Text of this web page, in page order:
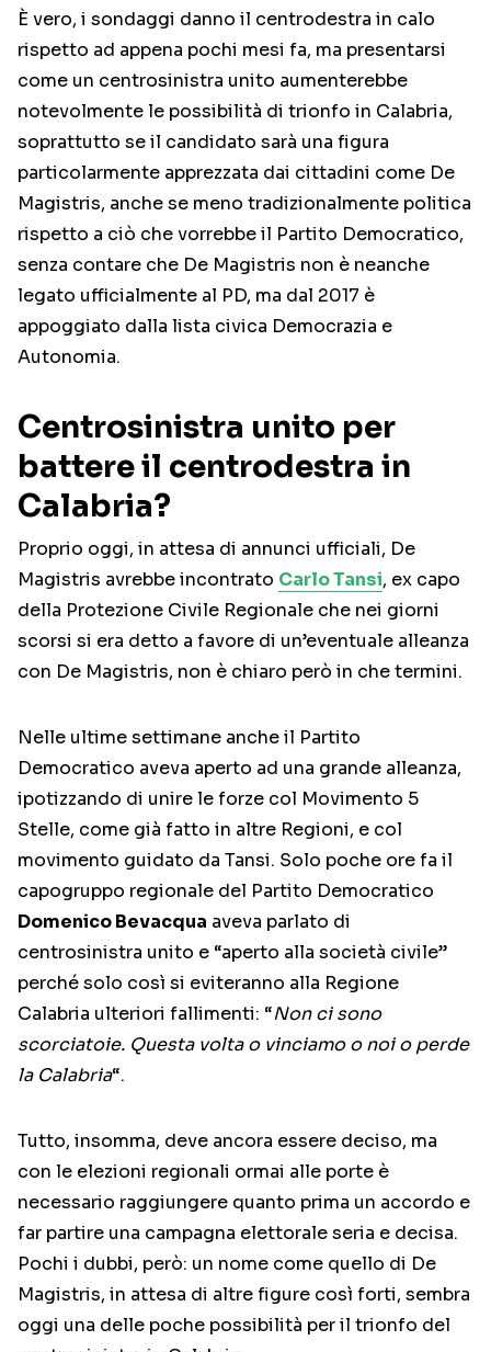
È vero, i sondaggi danno il centrodestra in calo
rispetto ad appena pochi mesi fa, ma presentarsi
come un centrosinistra unito aumenterebbe
notevolmente le possibilità di trionfo in Calabria,
soprattutto se il candidato sarà una figura
particolarmente apprezzata dai cittadini come De
Magistris, anche se meno tradizionalmente politica
rispetto a ciò che vorrebbe il Partito Democratico,
senza contare che De Magistris non è neanche
legato ufficialmente al PD, ma dal 2017 è
appoggiato dalla lista civica Democrazia e
Autonomia.
Centrosinistra unito per
battere il centrodestra in
Calabria?
Proprio oggi, in attesa di annunci ufficiali, De
Magistris avrebbe incontrato Carlo Tansi, ex capo
della Protezione Civile Regionale che nei giorni
scorsi si era detto a favore di un’eventuale alleanza
con De Magistris, non è chiaro però in che termini.
Nelle ultime settimane anche il Partito
Democratico aveva aperto ad una grande alleanza,
ipotizzando di unire le forze col Movimento 5
Stelle, come già fatto in altre Regioni, e col
movimento guidato da Tansi. Solo poche ore fa il
capogruppo regionale del Partito Democratico
Domenico Bevacqua aveva parlato di
centrosinistra unito e “aperto alla società civile”
perché solo così si eviteranno alla Regione
Calabria ulteriori fallimenti: “Non ci sono
scorciatoie. Questa volta o vinciamo o noi o perde
la Calabria“.
Tutto, insomma, deve ancora essere deciso, ma
con le elezioni regionali ormai alle porte è
necessario raggiungere quanto prima un accordo e
far partire una campagna elettorale seria e decisa.
Pochi i dubbi, però: un nome come quello di De
Magistris, in attesa di altre figure così forti, sembra
oggi una delle poche possibilità per il trionfo del